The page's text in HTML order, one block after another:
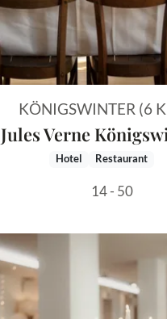
KÖNIGSWINTER (6
Jules Verne
Hotel Restaurant
14 - 50